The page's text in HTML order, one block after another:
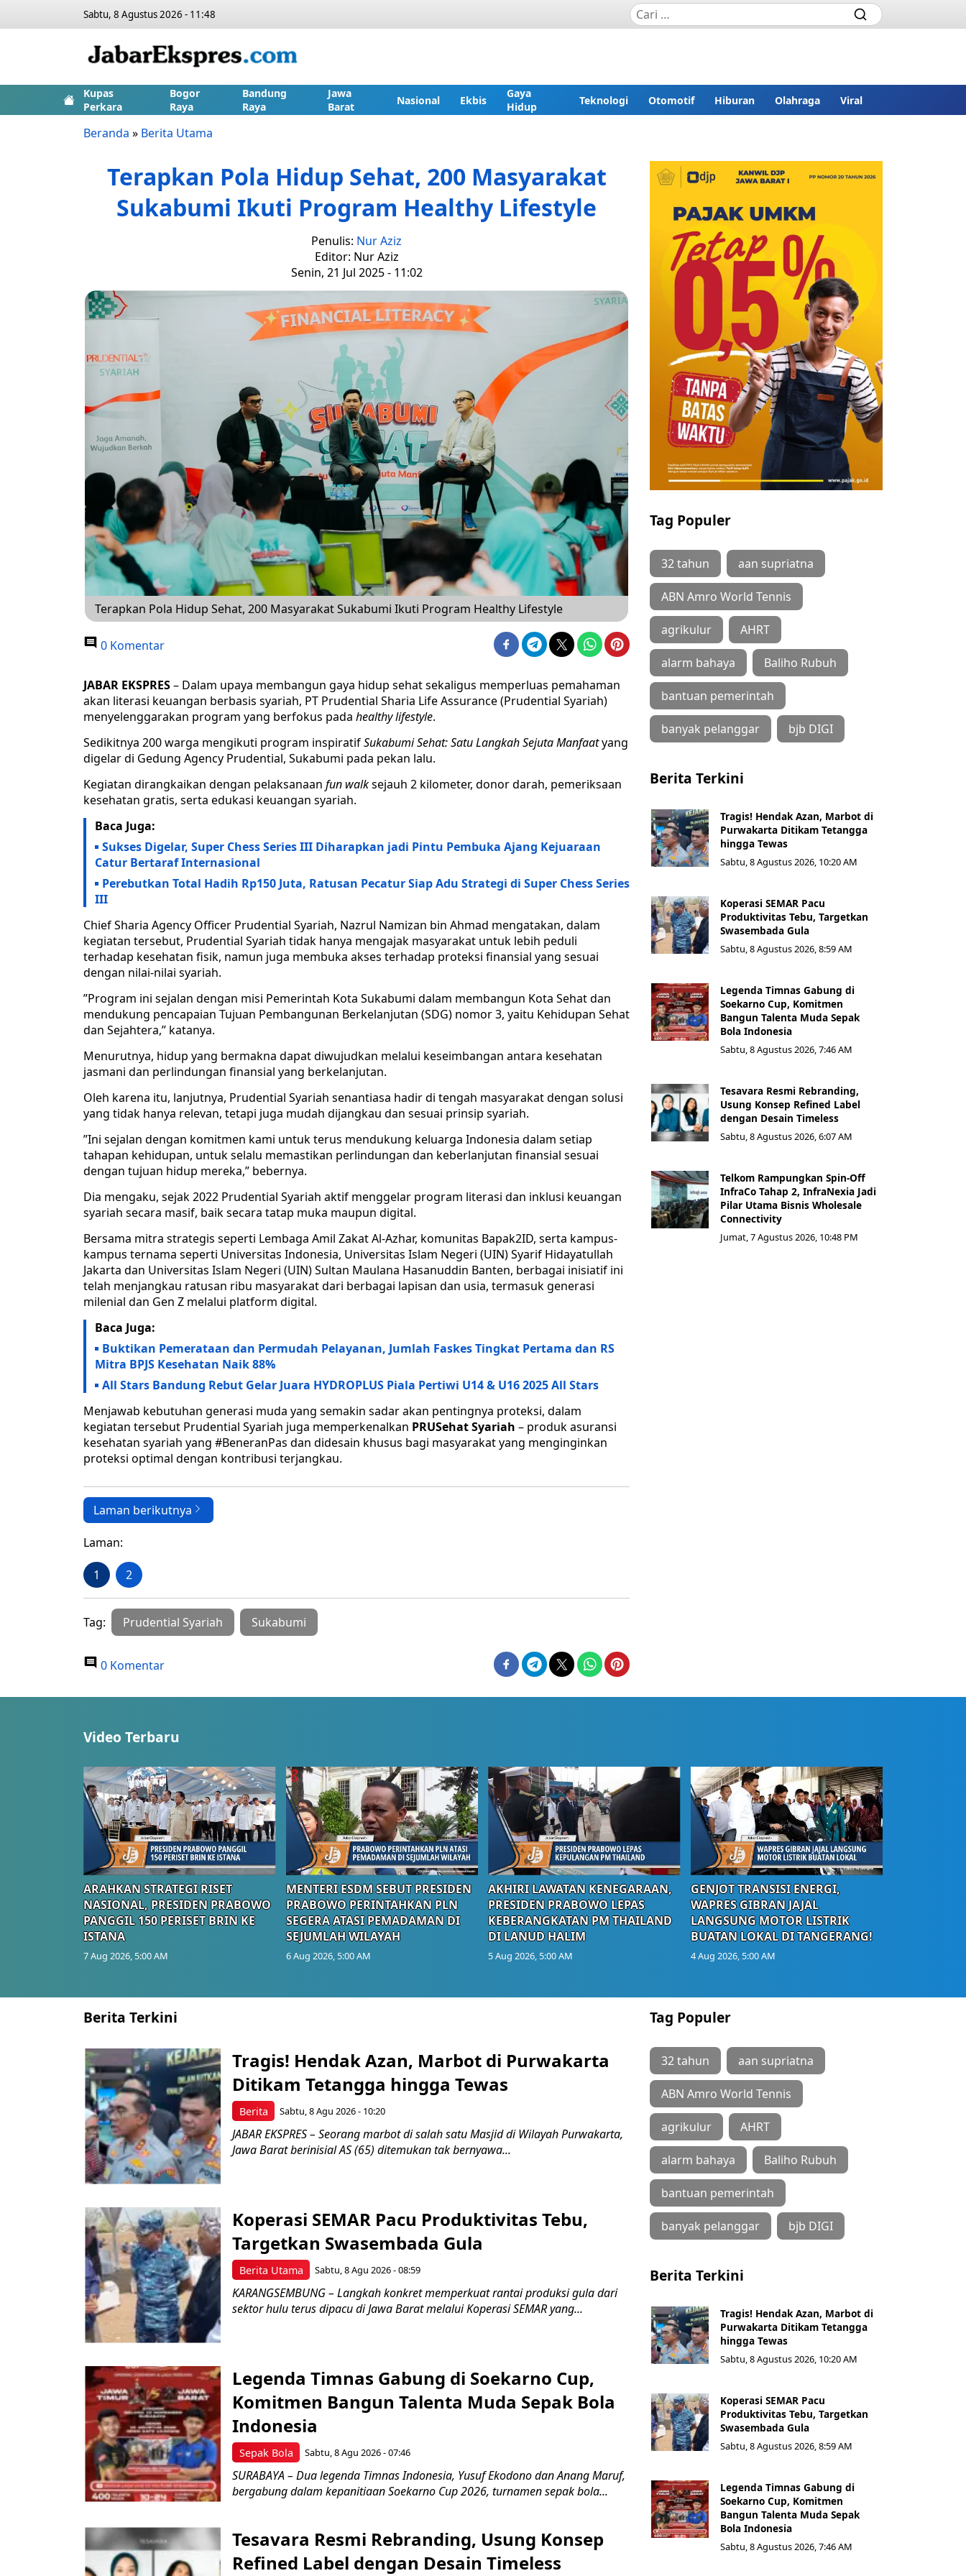
Sabtu, 8 Agustus 2026 - 11:48
Kupas
Perkara
Bogor
Raya
Bandung
Raya
Jawa
Barat
Nasional Ekbis
Gaya
Hidup
Teknologi Otomotif Hiburan Olahraga Viral
Beranda » Berita Utama
Terapkan Pola Hidup Sehat, 200 Masyarakat
Sukabumi Ikuti Program Healthy Lifestyle
Penulis: Nur Aziz
Editor: Nur Aziz
Senin, 21 Jul 2025 - 11:02
Terapkan Pola Hidup Sehat, 200 Masyarakat Sukabumi Ikuti Program Healthy Lifestyle
0 Komentar
JABAR EKSPRES– Dalam upaya membangun gaya hidup sehat sekaligus memperluas pemahaman
akan literasi keuangan berbasis syariah, PT Prudential Sharia Life Assurance (Prudential Syariah)
menyelenggarakan program yang berfokus pada healthy lifestyle.
Sedikitnya 200 warga mengikuti program inspiratifSukabumi Sehat: Satu Langkah Sejuta Manfaatyang
digelar di Gedung Agency Prudential, Sukabumi pada pekan lalu.
Kegiatan dirangkaikan dengan pelaksanaan fun walksejauh 2 kilometer, donor darah, pemeriksaan
kesehatan gratis, serta edukasi keuangan syariah.
Baca Juga:
Sukses Digelar, Super Chess Series III Diharapkan jadi Pintu Pembuka Ajang Kejuaraan
Catur Bertaraf Internasional
Perebutkan Total Hadih Rp150 Juta, Ratusan Pecatur Siap Adu Strategi di Super Chess Series
III
Chief Sharia Agency Officer Prudential Syariah, Nazrul Namizan bin Ahmad mengatakan, dalam
kegiatan tersebut, Prudential Syariah tidak hanya mengajak masyarakat untuk lebih peduli
terhadap kesehatan fisik, namun juga membuka akses terhadap proteksi finansial yang sesuai
dengan nilai-nilai syariah.
”Program ini sejalan dengan misi Pemerintah Kota Sukabumi dalam membangun Kota Sehat dan
mendukung pencapaian Tujuan Pembangunan Berkelanjutan (SDG) nomor 3, yaitu Kehidupan Sehat
dan Sejahtera,” katanya.
Menurutnya, hidup yang bermakna dapat diwujudkan melalui keseimbangan antara kesehatan
jasmani dan perlindungan finansial yang berkelanjutan.
Oleh karena itu, lanjutnya, Prudential Syariah senantiasa hadir di tengah masyarakat dengan solusi
yang tidak hanya relevan, tetapi juga mudah dijangkau dan sesuai prinsip syariah.
”Ini sejalan dengan komitmen kami untuk terus mendukung keluarga Indonesia dalam setiap
tahapan kehidupan, untuk selalu memastikan perlindungan dan keberlanjutan finansial sesuai
dengan tujuan hidup mereka,” bebernya.
Dia mengaku, sejak 2022 Prudential Syariah aktif menggelar program literasi dan inklusi keuangan
syariah secara masif, baik secara tatap muka maupun digital.
Bersama mitra strategis seperti Lembaga Amil Zakat Al-Azhar, komunitas Bapak2ID, serta kampus-
kampus ternama seperti Universitas Indonesia, Universitas Islam Negeri (UIN) Syarif Hidayatullah
Jakarta dan Universitas Islam Negeri (UIN) Sultan Maulana Hasanuddin Banten, berbagai inisiatif ini
telah menjangkau ratusan ribu masyarakat dari berbagai lapisan dan usia, termasuk generasi
milenial dan Gen Z melalui platform digital.
Baca Juga:
Buktikan Pemerataan dan Permudah Pelayanan, Jumlah Faskes Tingkat Pertama dan RS
Mitra BPJS Kesehatan Naik 88%
All Stars Bandung Rebut Gelar Juara HYDROPLUS Piala Pertiwi U14 & U16 2025 All Stars
Menjawab kebutuhan generasi muda yang semakin sadar akan pentingnya proteksi, dalam
kegiatan tersebut Prudential Syariah juga memperkenalkan PRUSehat Syariah – produk asuransi
kesehatan syariah yang #BeneranPas dan didesain khusus bagi masyarakat yang menginginkan
proteksi optimal dengan kontribusi terjangkau.
Laman berikutnya
Laman:
1 2
Tag: Prudential Syariah Sukabumi
0 Komentar
Tag Populer
32 tahun aan supriatna
ABN Amro World Tennis
agrikulur AHRT
alarm bahaya Baliho Rubuh
bantuan pemerintah
banyak pelanggar bjb DIGI
Berita Terkini
Tragis! Hendak Azan, Marbot di
Purwakarta Ditikam Tetangga
hingga Tewas
Sabtu, 8 Agustus 2026, 10:20 AM
Koperasi SEMAR Pacu
Produktivitas Tebu, Targetkan
Swasembada Gula
Sabtu, 8 Agustus 2026, 8:59 AM
Legenda Timnas Gabung di
Soekarno Cup, Komitmen
Bangun Talenta Muda Sepak
Bola Indonesia
Sabtu, 8 Agustus 2026, 7:46 AM
Tesavara Resmi Rebranding,
Usung Konsep Refined Label
dengan Desain Timeless
Sabtu, 8 Agustus 2026, 6:07 AM
Telkom Rampungkan Spin-Off
InfraCo Tahap 2, InfraNexia Jadi
Pilar Utama Bisnis Wholesale
Connectivity
Jumat, 7 Agustus 2026, 10:48 PM
Video Terbaru
ARAHKAN STRATEGI RISET
NASIONAL, PRESIDEN PRABOWO
PANGGIL 150 PERISET BRIN KE
ISTANA
7 Aug 2026, 5:00 AM
MENTERI ESDM SEBUT PRESIDEN
PRABOWO PERINTAHKAN PLN
SEGERA ATASI PEMADAMAN DI
SEJUMLAH WILAYAH
6 Aug 2026, 5:00 AM
AKHIRI LAWATAN KENEGARAAN,
PRESIDEN PRABOWO LEPAS
KEBERANGKATAN PM THAILAND
DI LANUD HALIM
5 Aug 2026, 5:00 AM
GENJOT TRANSISI ENERGI,
WAPRES GIBRAN JAJAL
LANGSUNG MOTOR LISTRIK
BUATAN LOKAL DI TANGERANG!
4 Aug 2026, 5:00 AM
Berita Terkini
Berita
Tragis! Hendak Azan, Marbot di Purwakarta
Ditikam Tetangga hingga Tewas
Sabtu, 8 Agu 2026 - 10:20
JABAR EKSPRES – Seorang marbot di salah satu Masjid di Wilayah Purwakarta,
Jawa Barat berinisial AS (65) ditemukan tak bernyawa...
Berita Utama
Koperasi SEMAR Pacu Produktivitas Tebu,
Targetkan Swasembada Gula
Sabtu, 8 Agu 2026 - 08:59
KARANGSEMBUNG – Langkah konkret memperkuat rantai produksi gula dari
sektor hulu terus dipacu di Jawa Barat melalui Koperasi SEMAR yang...
Sepak Bola
Legenda Timnas Gabung di Soekarno Cup,
Komitmen Bangun Talenta Muda Sepak Bola
Indonesia
Sabtu, 8 Agu 2026 - 07:46
SURABAYA – Dua legenda Timnas Indonesia, Yusuf Ekodono dan Anang Maruf,
bergabung dalam kepanitiaan Soekarno Cup 2026, turnamen sepak bola...
Tesavara Resmi Rebranding, Usung Konsep
Refined Label dengan Desain Timeless
Tag Populer
32 tahun aan supriatna
ABN Amro World Tennis
agrikulur AHRT
alarm bahaya Baliho Rubuh
bantuan pemerintah
banyak pelanggar bjb DIGI
Berita Terkini
Tragis! Hendak Azan, Marbot di
Purwakarta Ditikam Tetangga
hingga Tewas
Sabtu, 8 Agustus 2026, 10:20 AM
Koperasi SEMAR Pacu
Produktivitas Tebu, Targetkan
Swasembada Gula
Sabtu, 8 Agustus 2026, 8:59 AM
Legenda Timnas Gabung di
Soekarno Cup, Komitmen
Bangun Talenta Muda Sepak
Bola Indonesia
Sabtu, 8 Agustus 2026, 7:46 AM